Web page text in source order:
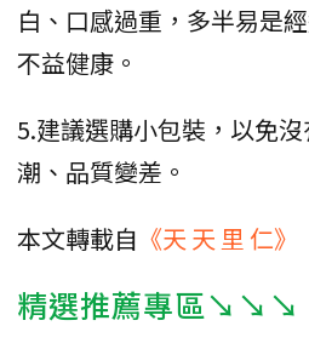
白、口感過重，多半易是
不益健康。
5.建議選購小包裝，以免
潮、品質變差。
本文轉載自 《天 天 里 仁》
精選推薦專區↘↘↘